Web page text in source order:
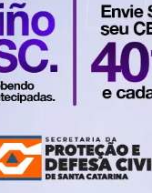
Há 2 dias